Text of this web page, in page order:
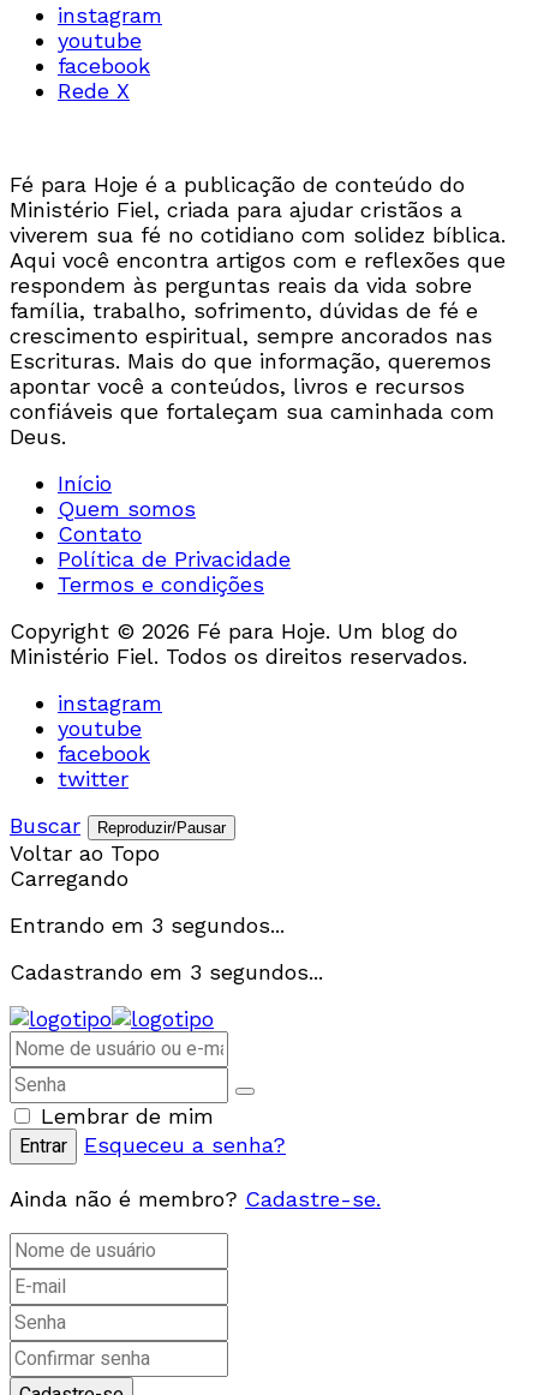
instagram
youtube
facebook
Rede X
Fé para Hoje é a publicação de conteúdo do
Ministério Fiel, criada para ajudar cristãos a
viverem sua fé no cotidiano com solidez bíblica.
Aqui você encontra artigos com e reflexões que
respondem às perguntas reais da vida sobre
família, trabalho, sofrimento, dúvidas de fé e
crescimento espiritual, sempre ancorados nas
Escrituras. Mais do que informação, queremos
apontar você a conteúdos, livros e recursos
confiáveis que fortaleçam sua caminhada com
Deus.
Início
Quem somos
Contato
Política de Privacidade
Termos e condições
Copyright © 2026 Fé para Hoje. Um blog do
Ministério Fiel. Todos os direitos reservados.
instagram
youtube
facebook
twitter
Buscar
Reproduzir/Pausar
Voltar ao Topo
Carregando
Entrando em 3 segundos...
Cadastrando em 3 segundos...
Lembrar de mim
Esqueceu a senha?
Ainda não é membro? Cadastre-se.